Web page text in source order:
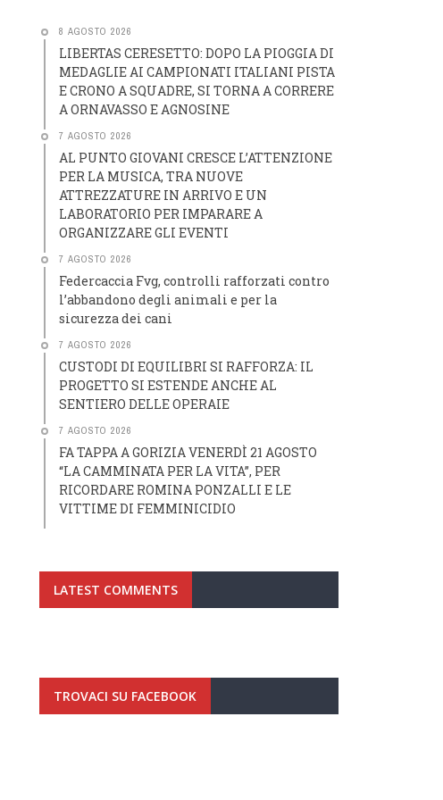
8 AGOSTO 2026
LIBERTAS CERESETTO: DOPO LA PIOGGIA DI
MEDAGLIE AI CAMPIONATI ITALIANI PISTA
E CRONO A SQUADRE, SI TORNA A CORRERE
A ORNAVASSO E AGNOSINE
7 AGOSTO 2026
AL PUNTO GIOVANI CRESCE L’ATTENZIONE
PER LA MUSICA, TRA NUOVE
ATTREZZATURE IN ARRIVO E UN
LABORATORIO PER IMPARARE A
ORGANIZZARE GLI EVENTI
7 AGOSTO 2026
Federcaccia Fvg, controlli rafforzati contro
l’abbandono degli animali e per la
sicurezza dei cani
7 AGOSTO 2026
CUSTODI DI EQUILIBRI SI RAFFORZA: IL
PROGETTO SI ESTENDE ANCHE AL
SENTIERO DELLE OPERAIE
7 AGOSTO 2026
FA TAPPA A GORIZIA VENERDÌ 21 AGOSTO
“LA CAMMINATA PER LA VITA”, PER
RICORDARE ROMINA PONZALLI E LE
VITTIME DI FEMMINICIDIO
LATEST COMMENTS
TROVACI SU FACEBOOK